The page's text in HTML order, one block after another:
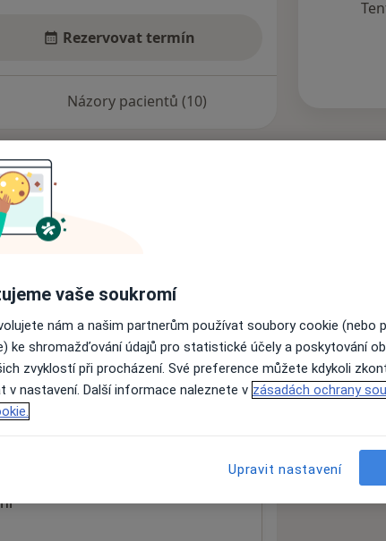
Rezervovat termín
Názory pacientů (10)
nejsou k dispozici
informace o svých službách.
vaše soukromí
nám a našim partnerům používat soubory cookie (nebo
ke shromažďování údajů pro statistické účely a poskytování
zvyklostí při procházení. Své preference můžete kdykoli
v nastavení. Další informace naleznete v zásadách ochrany
Upravit nastavení